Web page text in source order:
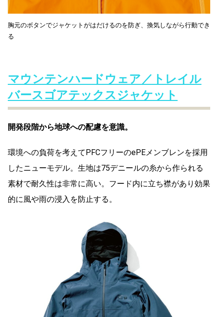
胸元のボタンでジャケットがはだけるのを防ぎ、換気しながら行動でき
る
マウンテンハードウェア／トレイル
バースゴアテックスジャケット
開発段階から地球への配慮を意識。
環境への負荷を考えてPFCフリーのePEメンブレンを採用
したニューモデル。生地は75デニールの糸から作られる
素材で耐久性は非常に高い。フード内に立ち襟があり効果
的に風や雨の浸入を防止する。